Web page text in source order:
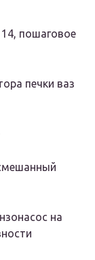
пошаговое
печки ваз
на